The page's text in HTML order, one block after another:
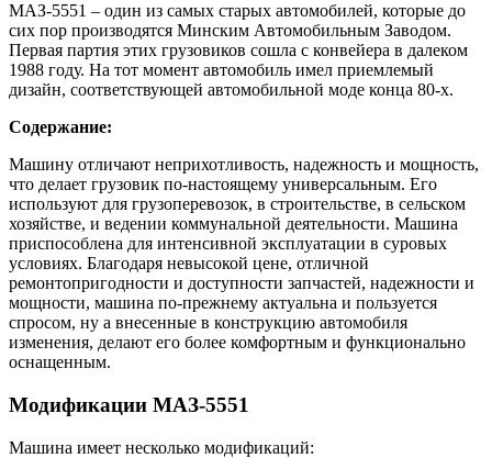
МАЗ-5551 – один из самых старых автомобилей, которые до
сих пор производятся Минским Автомобильным Заводом.
Первая партия этих грузовиков сошла с конвейера в далеком
1988 году. На тот момент автомобиль имел приемлемый
дизайн, соответствующей автомобильной моде конца 80-х.
Содержание:
Машину отличают неприхотливость, надежность и мощность,
что делает грузовик по-настоящему универсальным. Его
используют для грузоперевозок, в строительстве, в сельском
хозяйстве, и ведении коммунальной деятельности. Машина
приспособлена для интенсивной эксплуатации в суровых
условиях. Благодаря невысокой цене, отличной
ремонтопригодности и доступности запчастей, надежности и
мощности, машина по-прежнему актуальна и пользуется
спросом, ну а внесенные в конструкцию автомобиля
изменения, делают его более комфортным и функционально
оснащенным.
Модификации МАЗ-5551
Машина имеет несколько модификаций: